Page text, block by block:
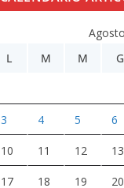
L
M M G
3 4 5 6
10 11 12 13
17 18 19 20